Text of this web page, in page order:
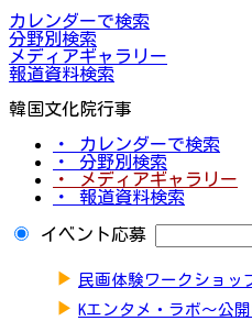
カレンダーで検索
分野別検索
メディアギャラリー
報道資料検索
韓国文化院行事
・ カレンダーで検索
・ 分野別検索
・ メディアギャラリー
・ 報道資料検索
イベント応募
▶ 民画体験ワークショッ
▶ Kエンタメ・ラボ～公